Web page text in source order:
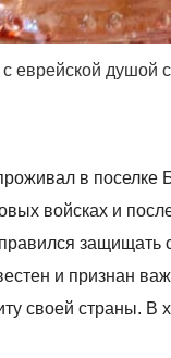
еврейской душой
в
войсках и
и признан
своей страны. В